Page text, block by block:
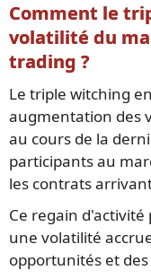
Comment le
volatilité du
trading ?
Le triple witching
augmentation des
au cours de la
participants au
les contrats
Ce regain
une volatilité
opportunités et